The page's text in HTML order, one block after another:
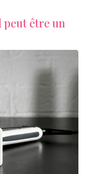
peut être un